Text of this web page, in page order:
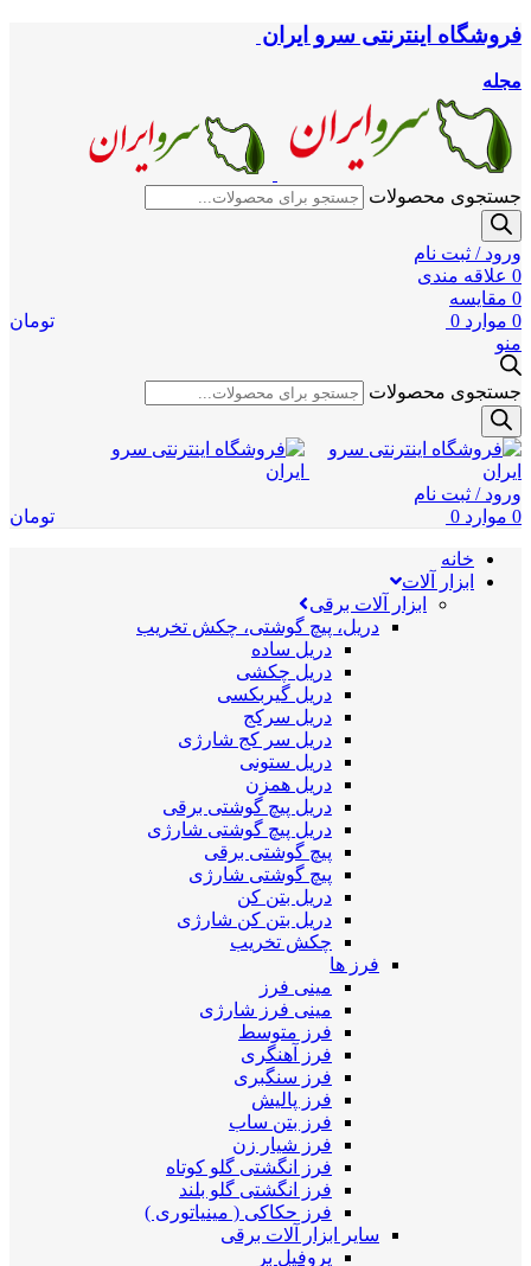
فروشگاه اینترنتی سرو ایران
مجله
جستجوی محصولات
ورود / ثبت نام
0 علاقه مندی
0 مقایسه
0 موارد 0
تومان
منو
جستجوی محصولات
ورود / ثبت نام
0 موارد 0 تومان
خانه
ابزار آلات
ابزار آلات برقی
دریل، پیچ گوشتی، چکش تخریب
دریل ساده
دریل چکشی
دریل گیربکسی
دریل سرکج
دریل سر کج شارژی
دریل ستونی
دریل همزن
دریل پیچ گوشتی برقی
دریل پیچ گوشتی شارژی
پیچ گوشتی برقی
پیچ گوشتی شارژی
دریل بتن کن
دریل بتن کن شارژی
چکش تخریب
فرز ها
مینی فرز
مینی فرز شارژی
فرز متوسط
فرز آهنگری
فرز سنگبری
فرز پالیش
فرز بتن ساب
فرز شیار زن
فرز انگشتی گلو کوتاه
فرز انگشتی گلو بلند
فرز حکاکی ( مینیاتوری )
سایر ابزار آلات برقی
پروفیل بر